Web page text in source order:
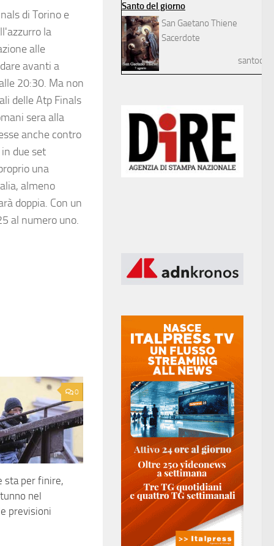
di Torino e
la
alle
avanti a
20:30. Ma non
delle Atp Finals
sera alla
anche contro
due set
una
almeno
doppia. Con un
al numero uno.
0
sta per finire,
nel
previsioni
Santo del giorno
San Gaetano Thiene
Sacerdote